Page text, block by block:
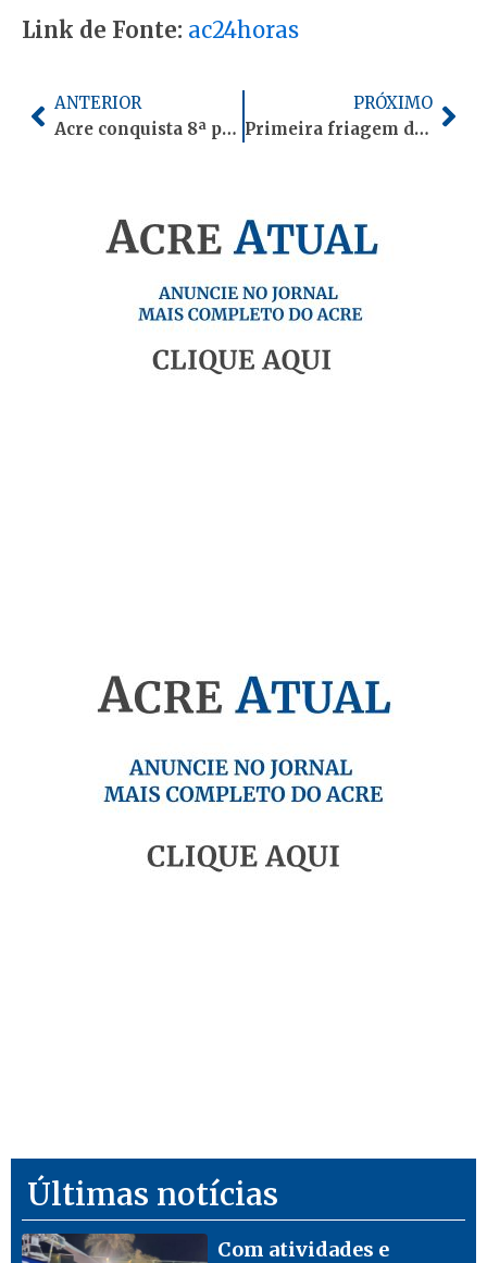
Link de Fonte: ac24horas
Anterior
ANTERIOR
Acre conquista 8ª posição nacional em evolução da gestão pública
PRÓXIMO
Primeira friagem do ano derruba temperaturas e coloca o Acre em alerta para chuvas
Últimas notícias
Com atividades e